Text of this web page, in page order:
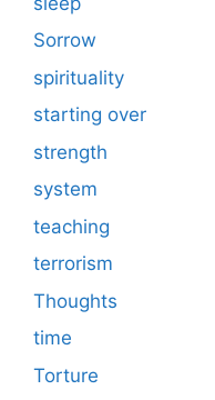
Sorrow
spirituality
starting over
strength
system
teaching
terrorism
Thoughts
time
Torture